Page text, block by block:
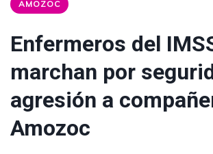
AMOZOC
Enfermeros del
marchan por
agresión a
Amozoc